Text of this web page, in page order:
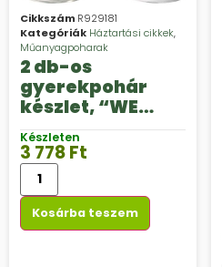
Cikkszám R929181
Kategóriák Háztartási cikkek,
Műanyagpoharak
2 db-os
gyerekpohár
készlet, “WE
LOVE CAMPING”
Készleten
3 778Ft
Kosárba teszem